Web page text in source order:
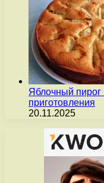
Яблочный пирог
приготовления
20.11.2025